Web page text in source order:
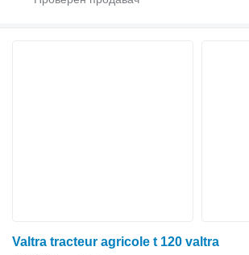
Valtra tracteur agricole t 120 valtra